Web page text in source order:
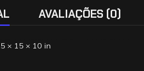
AVALIAÇÕES (0)
× 15 × 10 in